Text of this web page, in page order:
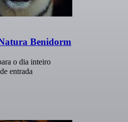
Benidorm
o dia inteiro
entrada